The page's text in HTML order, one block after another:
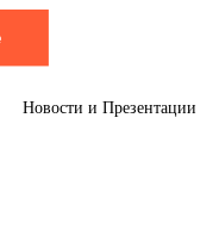
Новости и Презентации